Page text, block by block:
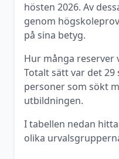
hösten 2026. Av
genom
på sina betyg.
Hur många
Totalt sätt var det29
personer som sökt
utbildningen.
I tabellen nedan
olika